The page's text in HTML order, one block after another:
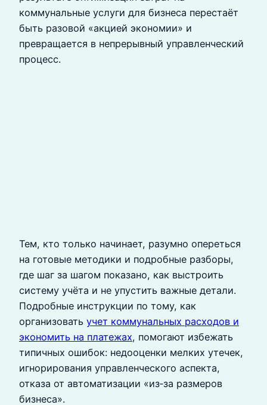
коммунальные услуги для бизнеса перестаёт
быть разовой «акцией экономии» и
превращается в непрерывный управленческий
процесс.
Тем, кто только начинает, разумно опереться
на готовые методики и подробные разборы,
где шаг за шагом показано, как выстроить
систему учёта и не упустить важные детали.
Подробные инструкции по тому, как
организовать учет коммунальных расходов и
экономить на платежах, помогают избежать
типичных ошибок: недооценки мелких утечек,
игнорирования управленческого аспекта,
отказа от автоматизации «из‑за размеров
бизнеса».